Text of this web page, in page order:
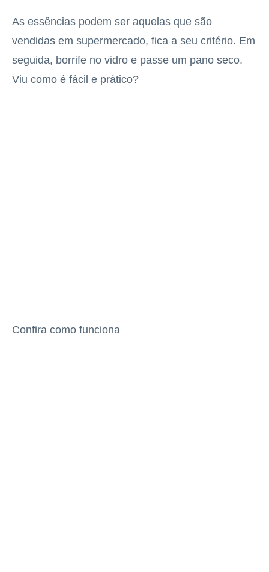
As essências podem ser aquelas que são
vendidas em supermercado, fica a seu critério. Em
seguida, borrife no vidro e passe um pano seco.
Viu como é fácil e prático?
Confira como funciona